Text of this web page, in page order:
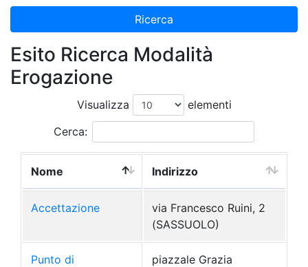
Ricerca
Esito Ricerca Modalità
Erogazione
Visualizza
elementi
Cerca:
Nome Indirizzo
Accettazione
via Francesco Ruini, 2
(SASSUOLO)
Punto di
piazzale Grazia